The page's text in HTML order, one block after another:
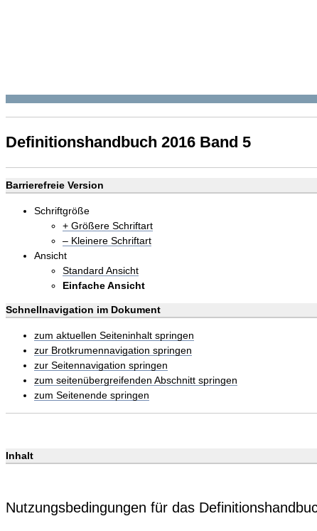
Definitionshandbuch 2016 Band 5
Barrierefreie Version
Schriftgröße
+ Größere Schriftart
– Kleinere Schriftart
Ansicht
Standard Ansicht
Einfache Ansicht
Schnellnavigation im Dokument
zum aktuellen Seiteninhalt springen
zur Brotkrumennavigation springen
zur Seitennavigation springen
zum seitenübergreifenden Abschnitt springen
zum Seitenende springen
Inhalt
Nutzungsbedingungen für das